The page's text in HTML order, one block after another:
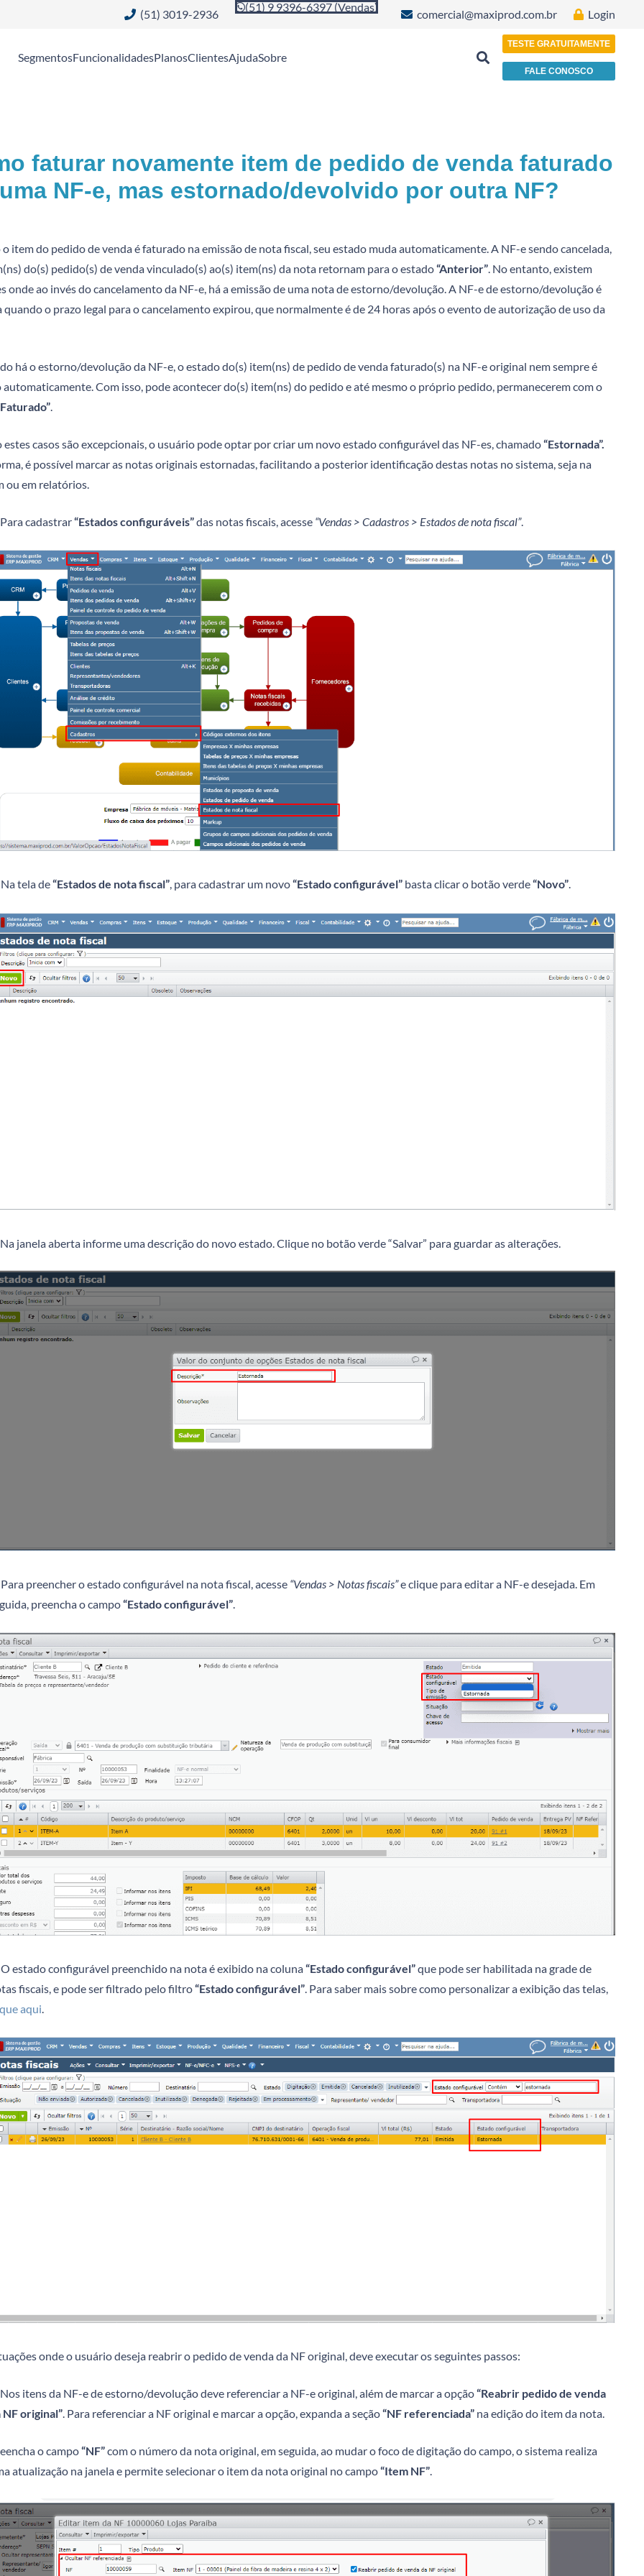
(51) 3019-2936
(51) 9 9396-6397 (Vendas)
comercial@maxiprod.com.br Login
SegmentosFuncionalidadesPlanosClientesAjudaSobre
TESTE GRATUITAMENTE
FALE CONOSCO
faturar novamente item de pedido de venda faturado
NF-e, mas estornado/devolvido por outra NF?
item do pedido de venda é faturado na emissão de nota fiscal, seu estado muda automaticamente. A NF-e sendo cancelada,
do(s) pedido(s) de venda vinculado(s) ao(s) item(ns) da nota retornam para o estado“Anterior”. No entanto, existem
onde ao invés do cancelamento da NF-e, há a emissão de uma nota de estorno/devolução. A NF-e de estorno/devolução é
o prazo legal para o cancelamento expirou, que normalmente é de 24 horas após o evento de autorização de uso da
há o estorno/devolução da NF-e, o estado do(s) item(ns) de pedido de venda faturado(s) na NF-e original nem sempre é
Com isso, pode acontecer do(s) item(ns) do pedido e até mesmo o próprio pedido, permanecerem com o
.
casos são excepcionais, o usuário pode optar por criar um novo estado configurável das NF-es, chamado“Estornada”.
é possível marcar as notas originais estornadas, facilitando a posterior identificação destas notas no sistema, seja na
ou em relatórios.
cadastrar“Estados configuráveis”das notas fiscais, acesse “Vendas > Cadastros > Estados de nota fiscal”.
tela de“Estados de nota fiscal”, para cadastrar um novo“Estado configurável” basta clicar o botão verde“Novo”.
janela aberta informe uma descrição do novo estado. Clique no botão verde “Salvar” para guardar as alterações.
preencher o estado configurável na nota fiscal, acesse “Vendas > Notas fiscais”e clique para editar a NF-e desejada. Em
preencha o campo“Estado configurável”
estado configurável preenchido na nota é exibido na coluna“Estado configurável”que pode ser habilitada na grade de
fiscais, e pode ser filtrado pelo filtro“Estado configurável” . Para saber mais sobre como personalizar a exibição das telas,
aqui
onde o usuário deseja reabrir o pedido de venda da NF original, deve executar os seguintes passos:
Nos itens da NF-e de estorno/devolução deve referenciar a NF-e original, além de marcar a opção“Reabrir pedido de venda
NF original”. Para referenciar a NF original e marcar a opção, expanda a seção“NF referenciada” na edição do item da nota.
o campo“NF”com o número da nota original, em seguida, ao mudar o foco de digitação do campo, o sistema realiza
atualização na janela e permite selecionar o item da nota original no campo“Item NF”.